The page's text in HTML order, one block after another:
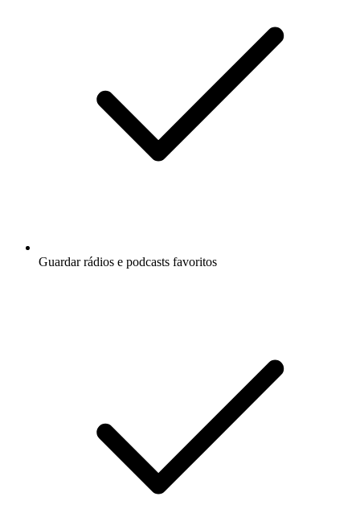
Guardar rádios e podcasts favoritos